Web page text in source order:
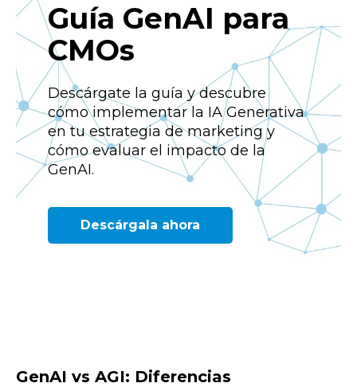
Guía GenAI para
CMOs
Descárgate la guía y descubre
cómo implementar la IA Generativa
en tu estrategia de marketing y
cómo evaluar el impacto de la
GenAI.
Descárgala ahora
GenAI vs AGI: Diferencias